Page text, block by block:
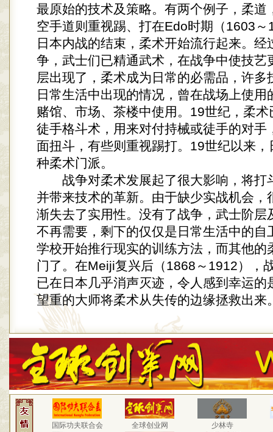
最原始的技术及策略。有两个例子，柔道
空手道则重视踢、打在Edo时期（1603～
日本内战的结束，柔术开始流行起来。经
争，武士们已精通武术，在战争中使技艺
层出现了，柔术成为日常的必需品，许多
日常生活中出现的情况，曾在战场上使用
赌馆、市场、茶楼中使用。19世纪，柔
徒手格斗术，用来对付持械或徒手的对手
面扭斗，有些则重视踢打。19世纪以来
种柔术门派。
战争对柔术发展起了很大影响，将打
并带来技术的革新。由于缺少实战机会，
渐失去了实用性。没有了战争，武士阶层
不再需要，剩下的仅仅是日常生活中的自
学校开始推行现实的训练方法，而其他的
门了。在Meiji复兴后（1868～1912），
已在日本几乎消声灭迹，令人感到幸运的
望重的大师将柔术从失传的边缘拯救出来
国际功夫联合会 全球创业网 少林寺